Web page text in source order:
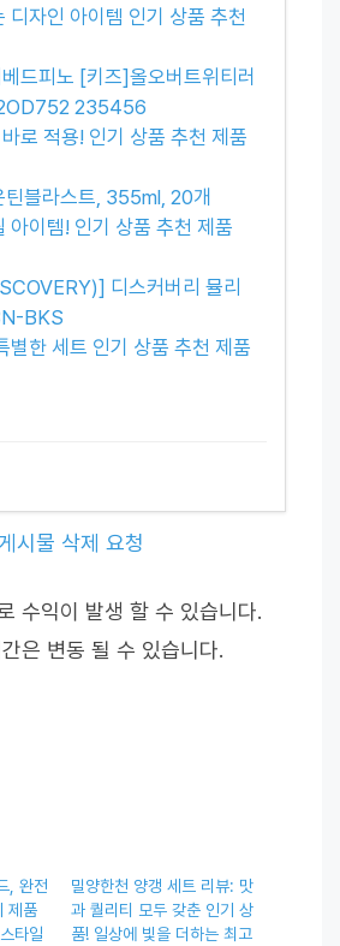
디자인 아이템 인기 상품 추천
드피노 [키즈]올오버트위티러
235456
로 적용! 인기 상품 추천 제품
틴블라스트, 355ml, 20개
아이템! 인기 상품 추천 제품
디스커버리 뮬리
BKS
별한 세트 인기 상품 추천 제품
시물 삭제 요청
수익이 발생 할 수 있습니다.
은 변동 될 수 있습니다.
, 완전
제품
타일
밀양한천 양갱 세트 리뷰: 맛
과 퀄리티 모두 갖춘 인기 상
품! 일상에 빛을 더하는 최고